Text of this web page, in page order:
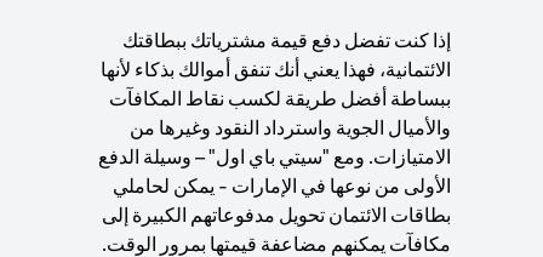
إذا كنت تفضل دفع قيمة مشترياتك ببطاقتك
الائتمانية، فهذا يعني أنك تنفق أموالك بذكاء لأنها
ببساطة أفضل طريقة لكسب نقاط المكافآت
والأميال الجوية واسترداد النقود وغيرها من
الامتيازات. ومع "سيتي باي اول" – وسيلة الدفع
الأولى من نوعها في الإمارات - يمكن لحاملي
بطاقات الائتمان تحويل مدفوعاتهم الكبيرة إلى
مكافآت يمكنهم مضاعفة قيمتها بمرور الوقت.